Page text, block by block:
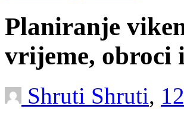
Planiranje
vrijeme, obroci
Shruti Shruti,